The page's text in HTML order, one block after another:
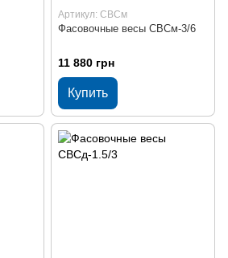
Артикул: СВСм
Фасовочные весы СВСм-3/6
11 880 грн
Купить